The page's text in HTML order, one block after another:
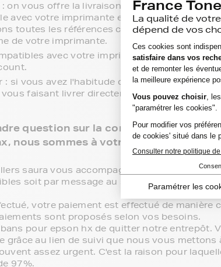
: on vous offre la livraison en point de retrait
avec votre imprimante epson hx, c'est le
toutes les références compatibles, noir et
de votre imprimante.
avec votre imprimante epson hx,
si vous avez l'habitude d'aller chercher vos
faisant livrer directement chez vous.
question sur la compatibilité de
nous sommes à votre écoute.
saura vous accompagner sur le meilleur
soit par message au sein de votre espace
votre paiement est effectué de manière
sont proposés selon vos besoins.
pour epson hx de quitter notre entrepôt.
grâce au lien de suivi que nous vous
assez urgent. C'est la raison pour
97%.